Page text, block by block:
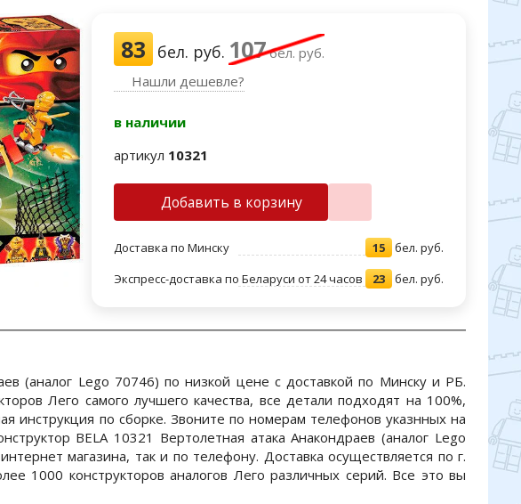
83 бел. руб. 107бел. руб.
Нашли дешевле?
в наличии
артикул 10321
Добавить в корзину
Доставка по Минску 15
бел. руб.
Экспресс-доставка по Беларуси от 24 часов
23 бел. руб.
(аналог Lego 70746) по низкой цене с доставкой по Минску и РБ.
Лего самого лучшего качества, все детали подходят на 100%,
инструкция по сборке. Звоните по номерам телефонов указнных на
BELA 10321 Вертолетная атака Анакондраев (аналог Lego
магазина, так и по телефону. Доставка осуществляется по г.
1000 конструкторов аналогов Лего различных серий. Все это вы